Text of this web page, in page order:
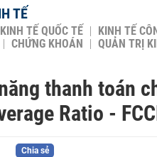
TẾ
KINH TẾ QUỐC TẾ KINH TẾ
CHỨNG KHOÁN QUẢN TRỊ
thanh toán
Ratio -
Chia sẻ